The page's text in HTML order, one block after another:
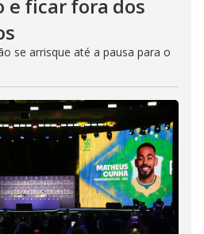
e ficar fora dos
se arrisque até a pausa para o